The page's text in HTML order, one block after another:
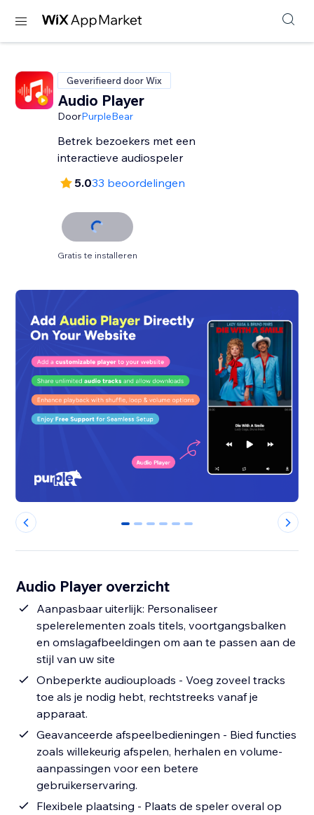
Geverifieerd door Wix
Audio Player
DoorPurpleBear
Betrek bezoekers met een
interactieve audiospeler
5.033 beoordelingen
Gratis te installeren
0 1 2 3 4 5
Audio Player overzicht
Aanpasbaar uiterlijk: Personaliseer
spelerelementen zoals titels, voortgangsbalken
en omslagafbeeldingen om aan te passen aan de
stijl van uw site
Onbeperkte audiouploads - Voeg zoveel tracks
toe als je nodig hebt, rechtstreeks vanaf je
apparaat.
Geavanceerde afspeelbedieningen - Bied functies
zoals willekeurig afspelen, herhalen en volume-
aanpassingen voor een betere
gebruikerservaring.
Flexibele plaatsing - Plaats de speler overal op